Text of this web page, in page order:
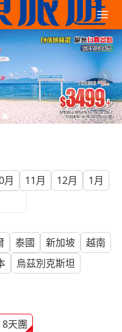
月 11月 12月 1月
泰國 新加坡
越南
烏茲別克斯坦
8天團